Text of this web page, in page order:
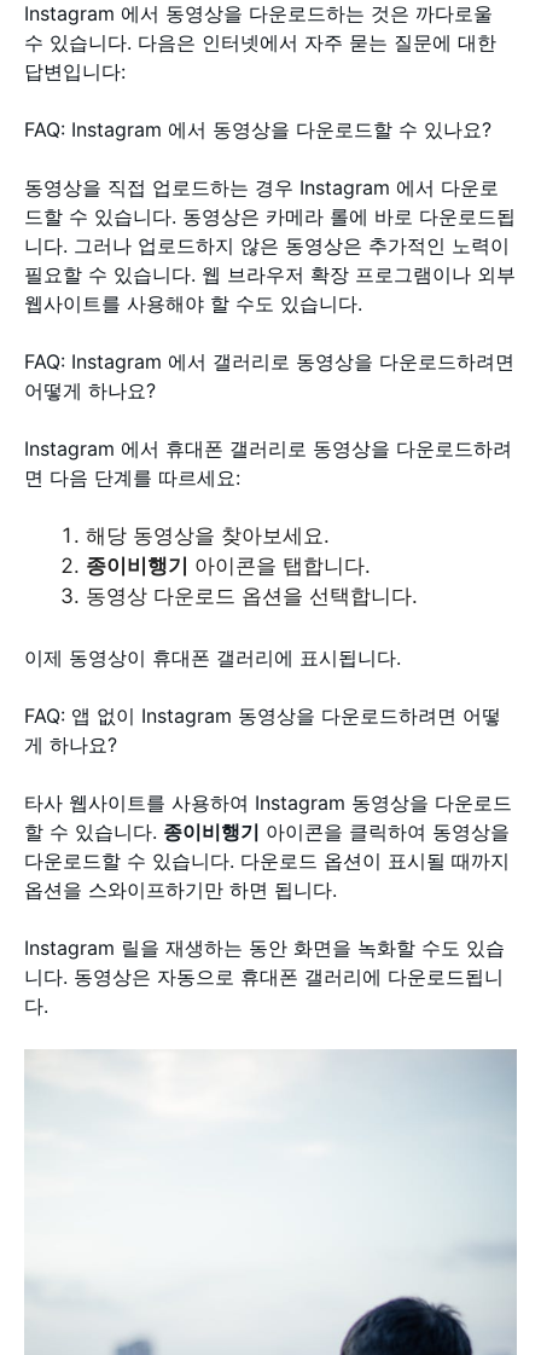
Instagram 에서 동영상을 다운로드하는 것은 까다로울
수 있습니다. 다음은 인터넷에서 자주 묻는 질문에 대한
답변입니다:
FAQ: Instagram 에서 동영상을 다운로드할 수 있나요?
동영상을 직접 업로드하는 경우 Instagram 에서 다운로
드할 수 있습니다. 동영상은 카메라 롤에 바로 다운로드됩
니다. 그러나 업로드하지 않은 동영상은 추가적인 노력이
필요할 수 있습니다. 웹 브라우저 확장 프로그램이나 외부
웹사이트를 사용해야 할 수도 있습니다.
FAQ: Instagram 에서 갤러리로 동영상을 다운로드하려면
어떻게 하나요?
Instagram 에서 휴대폰 갤러리로 동영상을 다운로드하려
면 다음 단계를 따르세요:
해당 동영상을 찾아보세요.
종이비행기
아이콘을 탭합니다.
동영상 다운로드 옵션을 선택합니다.
이제 동영상이 휴대폰 갤러리에 표시됩니다.
FAQ: 앱 없이 Instagram 동영상을 다운로드하려면 어떻
게 하나요?
타사 웹사이트를 사용하여 Instagram 동영상을 다운로드
할 수 있습니다. 종이비행기 아이콘을 클릭하여 동영상을
다운로드할 수 있습니다. 다운로드 옵션이 표시될 때까지
옵션을 스와이프하기만 하면 됩니다.
Instagram 릴을 재생하는 동안 화면을 녹화할 수도 있습
니다. 동영상은 자동으로 휴대폰 갤러리에 다운로드됩니
다.